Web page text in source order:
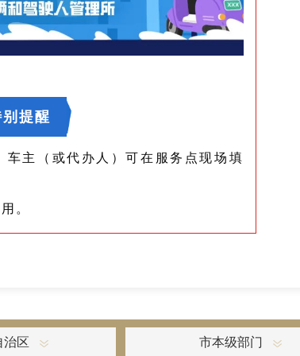
提醒
（或代办人）可在服务点现场填
。
治区 市本级部门